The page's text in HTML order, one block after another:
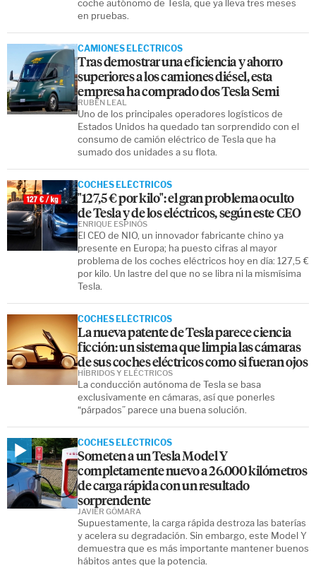
coche autónomo de Tesla, que ya lleva tres meses
en pruebas.
CAMIONES ELÉCTRICOS
Tras demostrar una eficiencia y ahorro
superiores a los camiones diésel, esta
empresa ha comprado dos Tesla Semi
Uno de los principales operadores logísticos de
Estados Unidos ha quedado tan sorprendido con el
consumo de camión eléctrico de Tesla que ha
sumado dos unidades a su flota.
RUBÉN LEAL
COCHES ELÉCTRICOS
"127,5 € por kilo": el gran problema oculto
de Tesla y de los eléctricos, según este CEO
El CEO de NIO, un innovador fabricante chino ya
presente en Europa; ha puesto cifras al mayor
problema de los coches eléctricos hoy en día: 127,5 €
por kilo. Un lastre del que no se libra ni la mismísima
Tesla.
ENRIQUE ESPINÓS
COCHES ELÉCTRICOS
La nueva patente de Tesla parece ciencia
ficción: un sistema que limpia las cámaras
de sus coches eléctricos como si fueran ojos
La conducción autónoma de Tesla se basa
exclusivamente en cámaras, así que ponerles
“párpados” parece una buena solución.
HÍBRIDOS Y ELÉCTRICOS
COCHES ELÉCTRICOS
Someten a un Tesla Model Y
completamente nuevo a 26.000 kilómetros
de carga rápida con un resultado
sorprendente
Supuestamente, la carga rápida destroza las baterías
y acelera su degradación. Sin embargo, este Model Y
demuestra que es más importante mantener buenos
hábitos antes que la potencia.
JAVIER GÓMARA